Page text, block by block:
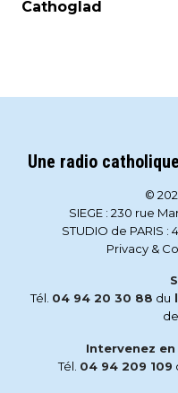
Cathoglad
Une radio
©
SIEGE : 230 rue
STUDIO de PARIS
Privacy &
Tél. 04 94 20 30 88 du
de
Intervenez
Tél. 04 94 209 109